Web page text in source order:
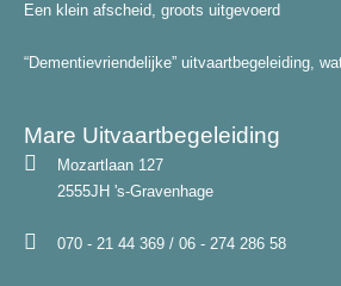
Een klein afscheid, groots uitgevoerd
“Dementievriendelijke” uitvaartbegeleiding,
Mare Uitvaartbegeleiding
Mozartlaan 127
2555JH 's-Gravenhage
070 - 21 44 369 / 06 - 274 286 58